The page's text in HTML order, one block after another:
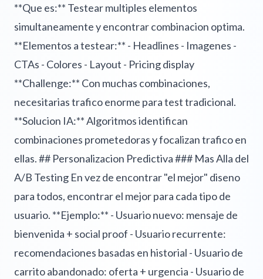
**Que es:** Testear multiples elementos
simultaneamente y encontrar combinacion optima.
**Elementos a testear:** - Headlines - Imagenes -
CTAs - Colores - Layout - Pricing display
**Challenge:** Con muchas combinaciones,
necesitarias trafico enorme para test tradicional.
**Solucion IA:** Algoritmos identifican
combinaciones prometedoras y focalizan trafico en
ellas. ## Personalizacion Predictiva ### Mas Alla del
A/B Testing En vez de encontrar "el mejor" diseno
para todos, encontrar el mejor para cada tipo de
usuario. **Ejemplo:** - Usuario nuevo: mensaje de
bienvenida + social proof - Usuario recurrente:
recomendaciones basadas en historial - Usuario de
carrito abandonado: oferta + urgencia - Usuario de